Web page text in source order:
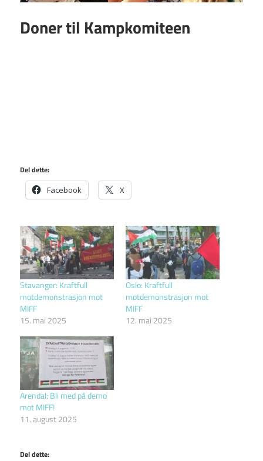
Doner til Kampkomiteen
Del dette:
Facebook X
Stavanger: Kraftfull
motdemonstrasjon mot
MIFF
15. mai 2025
Oslo: Kraftfull
motdemonstrasjon mot
MIFF
12. mai 2025
Arendal: Bli med på demo
mot MIFF!
11. august 2025
Del dette: